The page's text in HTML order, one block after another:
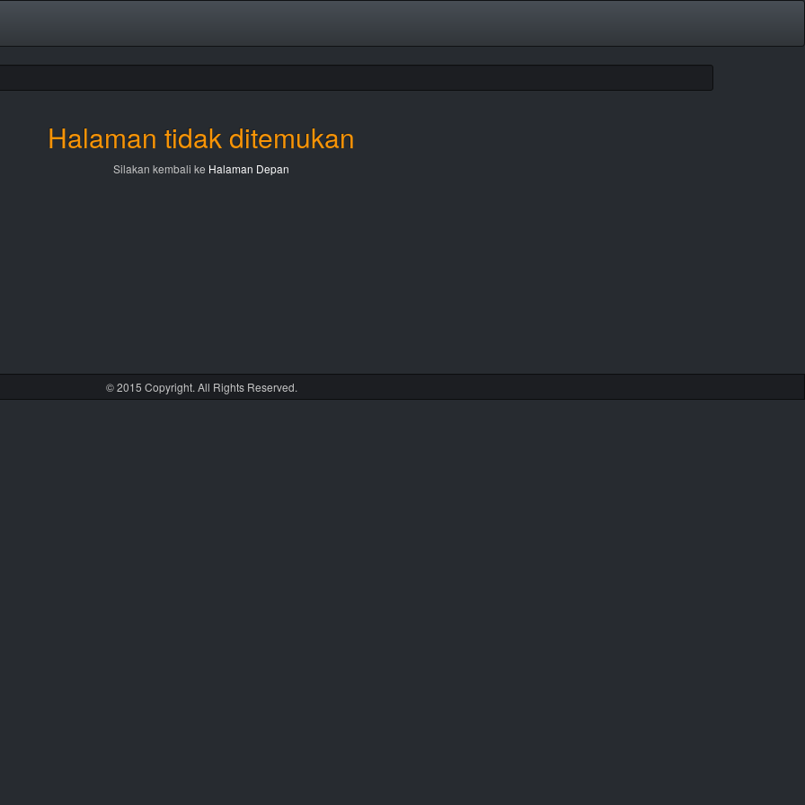
Halaman tidak ditemukan
Silakan kembali ke Halaman Depan
© 2015 Copyright. All Rights Reserved.